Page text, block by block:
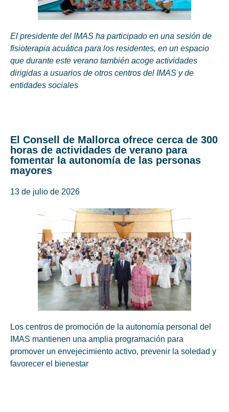
El presidente del IMAS ha participado en una sesión de
fisioterapia acuática para los residentes, en un espacio
que durante este verano también acoge actividades
dirigidas a usuarios de otros centros del IMAS y de
entidades sociales
El Consell de Mallorca ofrece cerca de 300
horas de actividades de verano para
fomentar la autonomía de las personas
mayores
13 de julio de 2026
Los centros de promoción de la autonomía personal del
IMAS mantienen una amplia programación para
promover un envejecimiento activo, prevenir la soledad y
favorecer el bienestar